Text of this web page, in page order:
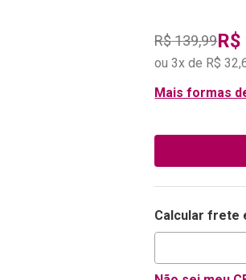
R$139,99R$
ou3x de R$ 32,
Mais formas
Calcular frete